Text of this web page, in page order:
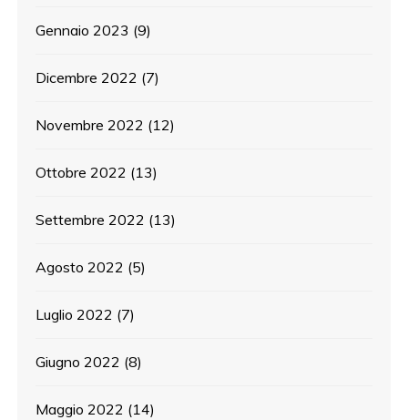
Gennaio 2023 (9)
Dicembre 2022 (7)
Novembre 2022 (12)
Ottobre 2022 (13)
Settembre 2022 (13)
Agosto 2022 (5)
Luglio 2022 (7)
Giugno 2022 (8)
Maggio 2022 (14)